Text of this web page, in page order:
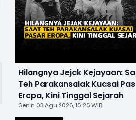
Hilangnya Jejak Kejayaan:
Teh Parakansalak Kuasai
Eropa, Kini Tinggal Sejarah
Senin 03 Agu 2026, 16:26 WIB